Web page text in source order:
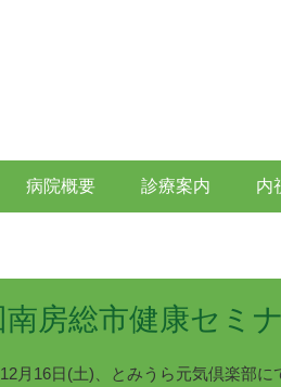
病院概要 診療案内 内
南房総市健康セミ
月16日(土)、とみうら元気倶楽部